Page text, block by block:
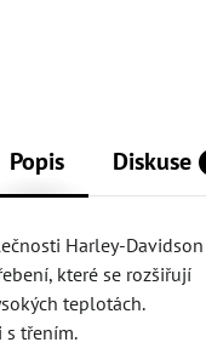
Popis Diskuse
Harley-Davidson
které se rozšiřují
teplotách.
třením.